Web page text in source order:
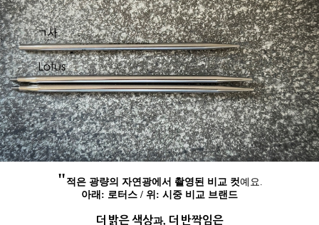
" 적은 광량의 자연광에서 촬영된 비교 컷예요.
아래: 로터스 / 위: 시중 비교 브랜드
더 밝은 색상과, 더 반짝임은